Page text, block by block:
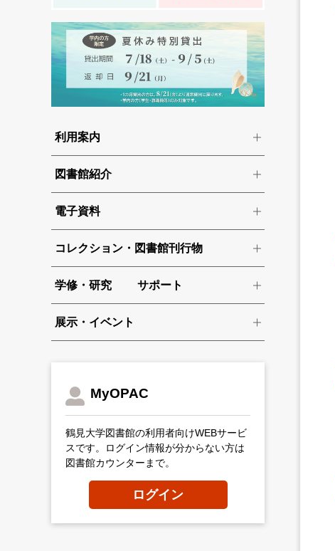
利用案内
図書館紹介
電子資料
コレクション・図書館刊行物
学修・研究 サポート
展示・イベント
MyOPAC
鶴見大学図書館の利用者向けWEBサービ
スです。ログイン情報が分からない方は
図書館カウンターまで。
ログイン